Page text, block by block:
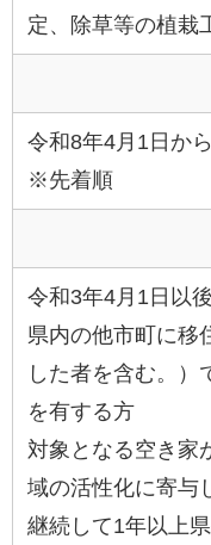
定、除草等の植栽
令和8年4月1日か
※先着順
令和3年4月1日以
県内の他市町に移
した者を含む。）
を有する方
対象となる空き家
域の活性化に寄与
継続して1年以上